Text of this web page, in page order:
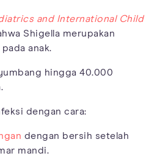
and International Child
Shigella merupakan
anak.
hingga 40.000
dengan cara:
dengan bersih setelah
mandi.